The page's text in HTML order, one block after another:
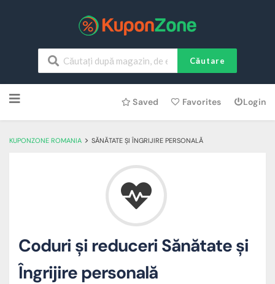
Căutare
to
content
Saved Favorites Login
KUPONZONE ROMANIA > SĂNĂTATE ȘI ÎNGRIJIRE PERSONALĂ
Coduri și reduceri Sănătate și
Îngrijire personală